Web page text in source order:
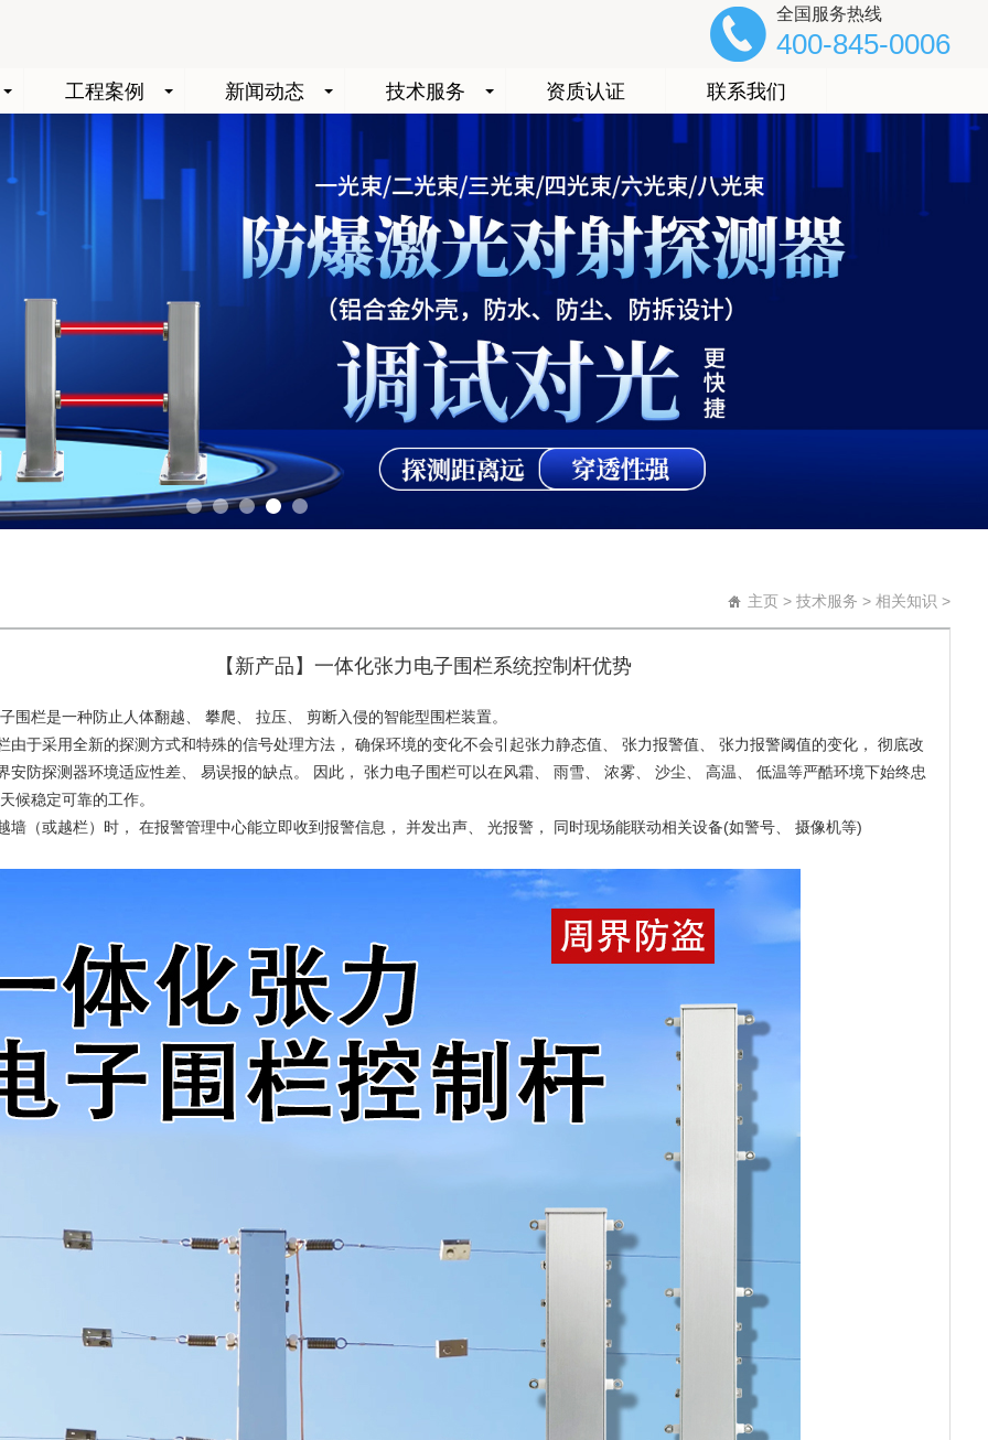
全国服务热线
400-845-0006
工程案例 新闻动态 技术服务 资质认证 联系我们
主页 >技术服务 >相关知识 >
【新产品】一体化张力电子围栏系统控制杆优势
围栏是一种防止人体翻越、 攀爬、 拉压、 剪断入侵的智能型围栏装置。
由于采用全新的探测方式和特殊的信号处理方法， 确保环境的变化不会引起张力静态值、 张力报警值、 张力报警阈值的变化， 彻底改
安防探测器环境适应性差、 易误报的缺点。 因此， 张力电子围栏可以在风霜、 雨雪、 浓雾、 沙尘、 高温、 低温等严酷环境下始终忠
候稳定可靠的工作。
墙（或越栏）时， 在报警管理中心能立即收到报警信息， 并发出声、 光报警， 同时现场能联动相关设备(如警号、 摄像机等)